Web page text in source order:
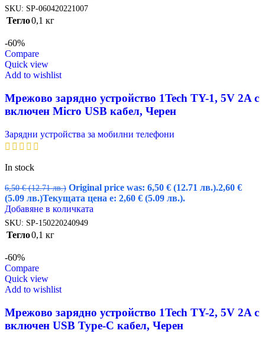
SKU: SP-060420221007
Тегло0,1 кг
-60%
Compare
Quick view
Add to wishlist
Мрежово зарядно устройство 1Tech TY-1, 5V 2A с
включен Micro USB кабел, Черен
Зарядни устройства за мобилни телефони
In stock
6,50€ (12.71 лв.) Original price was: 6,50 € (12.71 лв.).2,60 €
(5.09 лв.)Текущата цена е: 2,60 € (5.09 лв.).
Добавяне в количката
SKU: SP-150220240949
Тегло0,1 кг
-60%
Compare
Quick view
Add to wishlist
Мрежово зарядно устройство 1Tech TY-2, 5V 2A с
включен USB Type-C кабел, Черен